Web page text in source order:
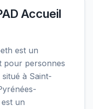
Accueil
est un
pour personnes
à Saint-
un